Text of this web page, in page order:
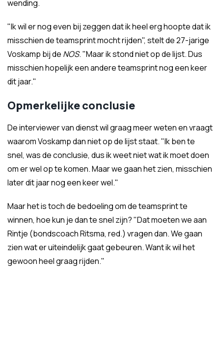
wending.
"Ik wil er nog even bij zeggen dat ik heel erg hoopte dat ik
misschien de teamsprint mocht rijden", stelt de 27-jarige
Voskamp bij de NOS. "Maar ik stond niet op de lijst. Dus
misschien hopelijk een andere teamsprint nog een keer
dit jaar."
Opmerkelijke conclusie
De interviewer van dienst wil graag meer weten en vraagt
waarom Voskamp dan niet op de lijst staat. "Ik ben te
snel, was de conclusie, dus ik weet niet wat ik moet doen
om er wel op te komen. Maar we gaan het zien, misschien
later dit jaar nog een keer wel."
Maar het is toch de bedoeling om de teamsprint te
winnen, hoe kun je dan te snel zijn? "Dat moeten we aan
Rintje (bondscoach Ritsma, red.) vragen dan. We gaan
zien wat er uiteindelijk gaat gebeuren. Want ik wil het
gewoon heel graag rijden."